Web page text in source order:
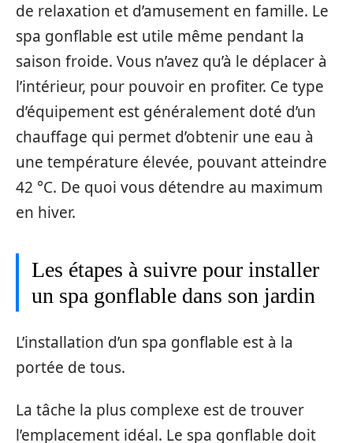
de relaxation et d’amusement en famille. Le
spa gonflable est utile même pendant la
saison froide. Vous n’avez qu’à le déplacer à
l’intérieur, pour pouvoir en profiter. Ce type
d’équipement est généralement doté d’un
chauffage qui permet d’obtenir une eau à
une température élevée, pouvant atteindre
42 °C. De quoi vous détendre au maximum
en hiver.
Les étapes à suivre pour installer
un spa gonflable dans son jardin
L’installation d’un spa gonflable est à la
portée de tous.
La tâche la plus complexe est de trouver
l’emplacement idéal. Le spa gonflable doit